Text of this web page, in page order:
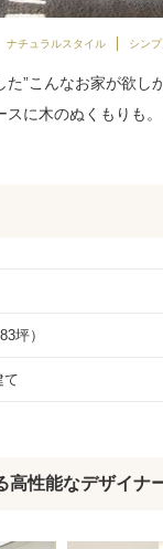
ナチュラルスタイル シン
”こんなお家が欲し
に木のぬくもりも
坪）
て
高性能なデザイナ